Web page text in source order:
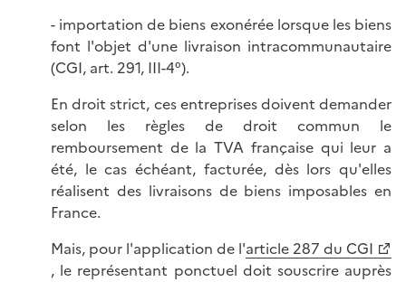
- importation de biens exonérée lorsque les biens
font l'objet d'une livraison intracommunautaire
(CGI, art. 291, III-4°).
En droit strict, ces entreprises doivent demander
selon les règles de droit commun le
remboursement de la TVA française qui leur a
été, le cas échéant, facturée, dès lors qu'elles
réalisent des livraisons de biens imposables en
France.
Mais, pour l'application de l'article 287 du CGI
, le représentant ponctuel doit souscrire auprès